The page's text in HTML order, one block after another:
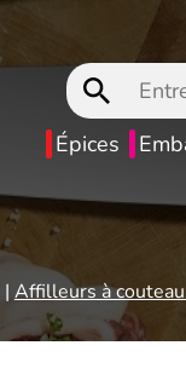
Épices
| Affilleurs à